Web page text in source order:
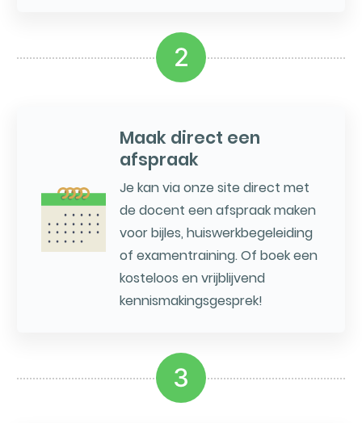
2
Maak direct een
afspraak
Je kan via onze site direct met
de docent een afspraak maken
voor bijles, huiswerkbegeleiding
of examentraining. Of boek een
kosteloos en vrijblijvend
kennismakingsgesprek!
3